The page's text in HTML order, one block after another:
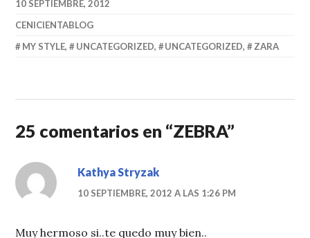
10 SEPTIEMBRE, 2012
CENICIENTABLOG
MY STYLE, UNCATEGORIZED, UNCATEGORIZED, ZARA
25 comentarios en “ZEBRA”
Kathya Stryzak
10 SEPTIEMBRE, 2012 A LAS 1:26 PM
Muy hermoso si..te quedo muy bien..